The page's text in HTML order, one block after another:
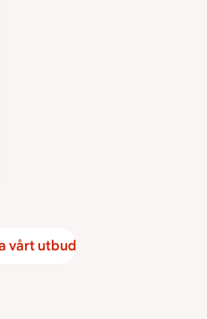
vårt utbud